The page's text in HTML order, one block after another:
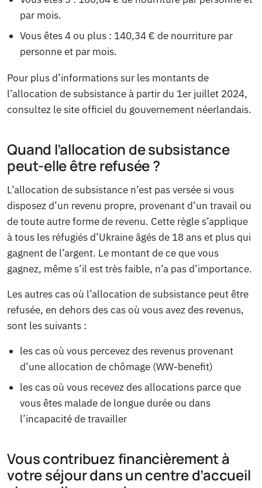
par mois.
Vous êtes 4 ou plus : 140,34 € de nourriture par
personne et par mois.
Pour plus d’informations sur les montants de
l’allocation de subsistance à partir du 1er juillet 2024,
consultez le site officiel du gouvernement néerlandais.
Quand l’allocation de subsistance
peut-elle être refusée ?
L’allocation de subsistance n’est pas versée si vous
disposez d’un revenu propre, provenant d’un travail ou
de toute autre forme de revenu. Cette règle s’applique
à tous les réfugiés d’Ukraine âgés de 18 ans et plus qui
gagnent de l’argent. Le montant de ce que vous
gagnez, même s’il est très faible, n’a pas d’importance.
Les autres cas où l’allocation de subsistance peut être
refusée, en dehors des cas où vous avez des revenus,
sont les suivants :
les cas où vous percevez des revenus provenant
d’une allocation de chômage (WW-benefit)
les cas où vous recevez des allocations parce que
vous êtes malade de longue durée ou dans
l’incapacité de travailler
Vous contribuez financièrement à
votre séjour dans un centre d’accueil